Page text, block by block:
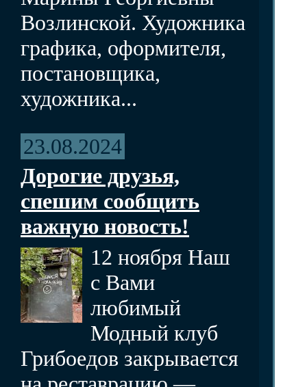
Возлинской. Художника
графика, оформителя,
постановщика,
художника...
23.08.2024
Дорогие друзья,
спешим сообщить
важную новость!
12 ноября Наш
с Вами
любимый
Модный клуб
Грибоедов закрывается